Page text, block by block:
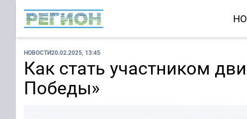
НОВОСТИ20.02.2025, 13:45
Как стать участником
Победы»